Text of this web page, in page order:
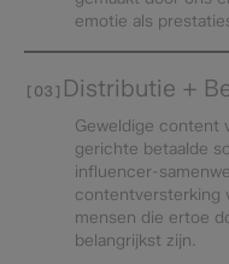
emotie als
[03] Distributie +
Geweldige content
gerichte betaalde
influencer-
contentversterking
mensen die ertoe
belangrijkst zijn.